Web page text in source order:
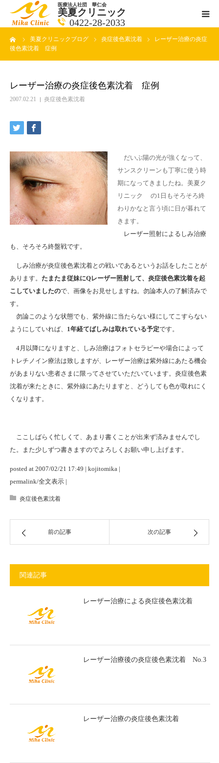
医療法人社団 華仁会
美夏クリニック
0422-28-2033
美夏クリニックブログ 炎症後色素沈着
レーザー治療の炎症
後色素沈着 症例
レーザー治療の炎症後色素沈着 症例
2007.02.21 炎症後色素沈着
だいぶ陽の光が強くなって、
サンスクリーンも丁寧に使う時
期になってきましたね。美夏ク
リニック の1日もそろそろ終
わりかなと言う頃に日が暮れて
きます。
レーザー照射によるしみ治療
も、そろそろ終盤戦です。
しみ治療が炎症後色素沈着との戦いであるというお話をしたことが
あります。 たまたま従妹にQレーザー照射して、炎症後色素沈着を起
こしていましたので、画像をお見せしますね。勿論本人の了解済みで
す。
勿論このような状態でも、紫外線に当たらない様にしてこすらない
ようにしていれば、 1年経てばしみは取れている予定です。
4月以降になりますと、しみ治療はフォトセラピーや場合によって
トレチノイン療法は致しますが、レーザー治療は紫外線にあたる機会
があまりない患者さまに限ってさせていただいています。炎症後色素
沈着が来たときに、紫外線にあたりますと、どうしても色が取れにく
くなります。
ここしばらく忙しくて、あまり書くことが出来ず済みませんでし
た。また少しずつ書きますのでよろしくお願い申し上げます。
posted at 2007/02/21 17:49 | kojitomika |
permalink/全文表示 |
炎症後色素沈着
前の記事 次の記事
関連記事
レーザー治療による炎症後色素沈着
レーザー治療後の炎症後色素沈着 No.3
レーザー治療の炎症後色素沈着
医師紹介
クリニックの紹介
アクセス
メールで相談
ブログ一覧ページ
料金一覧 new